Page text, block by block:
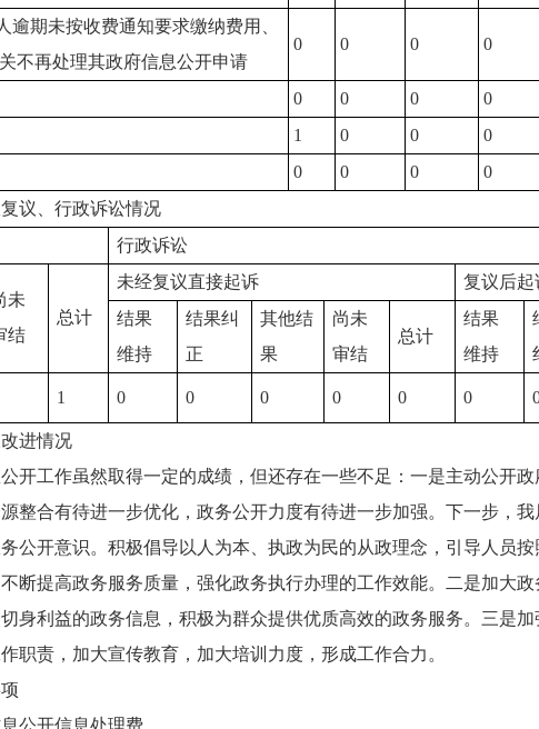
逾期未按收费通知要求缴纳费用、
不再处理其政府信息公开申请
0 0 0 0
0 0 0 0
1 0 0 0
0 0 0 0
议、行政诉讼情况
行政诉讼
未
结
总计
未经复议直接起诉
复议后起
结果
维持
结果纠
正
其他结
果
尚未
审结
总计
结果
维持
1 0 0 0 0 0 0
进情况
工作虽然取得一定的成绩，但还存在一些不足：一是主动公开政
整合有待进一步优化，政务公开力度有待进一步加强。下一步，我
公开意识。积极倡导以人为本、执政为民的从政理念，引导人员
断提高政务服务质量，强化政务执行办理的工作效能。二是加大
身利益的政务信息，积极为群众提供优质高效的政务服务。三是
职责，加大宣传教育，加大培训力度，形成工作合力。
开信息处理费。